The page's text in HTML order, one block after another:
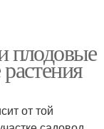
плодовые
от той